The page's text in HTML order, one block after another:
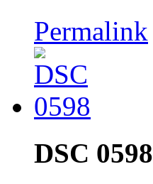
Permalink
DSC 0598